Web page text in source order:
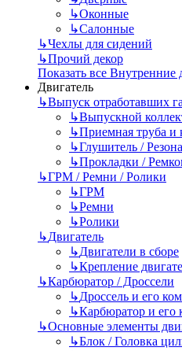
↳Оконные
↳Салонные
↳Чехлы для сидений
↳Прочий декор
Показать все Внутренние
Двигатель
↳Выпуск отработавших
↳Выпускной
↳Приемная труба и
↳Глушитель /
↳Прокладки /
↳ГРМ / Ремни / Ролики
↳ГРМ
↳Ремни
↳Ролики
↳Двигатель
↳Двигатели в сборе
↳Крепление
↳Карбюратор / Дроссели
↳Дроссель и его
↳Карбюратор и
↳Основные элементы
↳Блок / Головка